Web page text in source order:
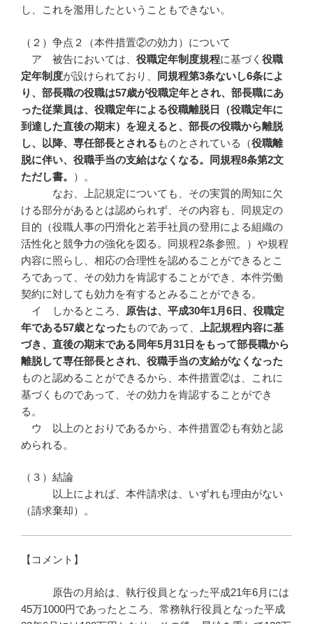
し、これを濫用したということもできない。
（２）争点２（本件措置②の効力）について
ア 被告においては、 役職定年制度規程に基づく 役職
定年制度が設けられており、 同規程第3条ないし6条によ
り、部長職の役職は57歳が役職定年とされ、部長職にあ
った従業員は、役職定年による役職離脱日（役職定年に
到達した直後の期末）を迎えると、部長の役職から離脱
し、以降、専任部長とされる ものとされている（役職離
脱に伴い、役職手当の支給はなくなる。同規程8条第2文
ただし書。
）。
なお、上記規定についても、その実質的周知に欠
ける部分があるとは認められず、その内容も、同規定の
目的（役職人事の円滑化と若手社員の登用による組織の
活性化と競争力の強化を図る。同規程2条参照。）や規程
内容に照らし、相応の合理性を認めることができるとこ
ろであって、その効力を肯認することができ、本件労働
契約に対しても効力を有するとみることができる。
イ しかるところ、
原告は、平成30年1月6 日、役職定
年である57歳となった ものであって、
上記規程内容に基
づき、直後の期末である同年5月31 日をもって部長職から
離脱して専任部長とされ、役職手当の支給がなくなった
ものと認めることができるから、本件措置②は、これに
基づくものであって、その効力を肯認することができ
る。
ウ 以上のとおりであるから、本件措置②も有効と認
められる。
（３）結論
以上によれば、本件請求は、いずれも理由がない
（請求棄却）。
【コメント】
原告の月給は、執行役員となった平成21年6月には
45万1000円であったところ、常務執行役員となった平成